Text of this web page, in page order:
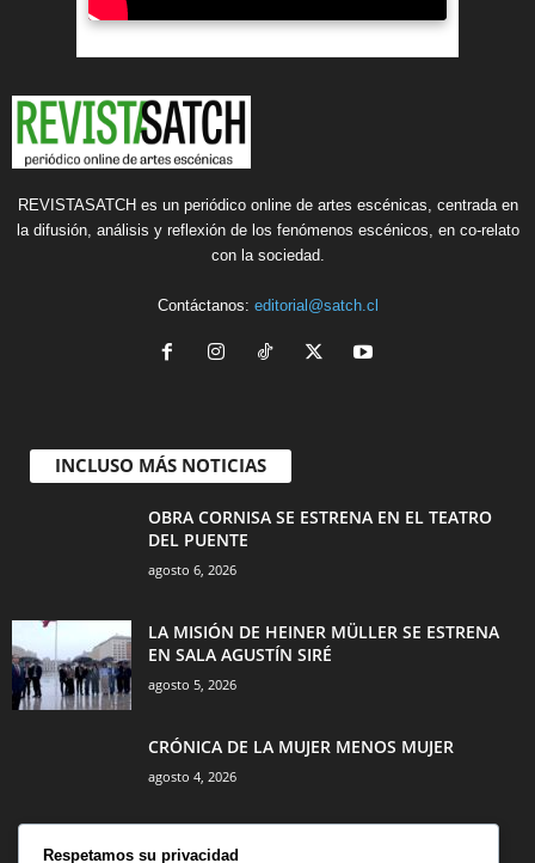
REVISTASATCH es un periódico online de artes escénicas, centrada en
la difusión, análisis y reflexión de los fenómenos escénicos, en co-relato
con la sociedad.
Contáctanos: editorial@satch.cl
INCLUSO MÁS NOTICIAS
OBRA CORNISA SE ESTRENA EN EL TEATRO
DEL PUENTE
agosto 6, 2026
LA MISIÓN DE HEINER MÜLLER SE ESTRENA
EN SALA AGUSTÍN SIRÉ
agosto 5, 2026
CRÓNICA DE LA MUJER MENOS MUJER
agosto 4, 2026
Respetamos su privacidad